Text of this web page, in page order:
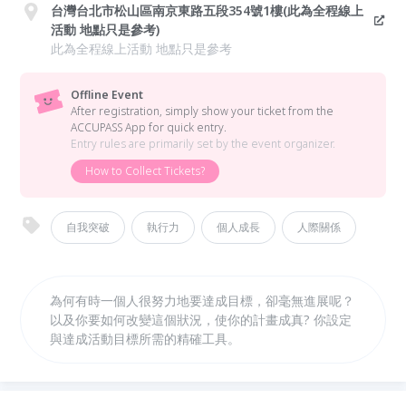
台灣台北市松山區南京東路五段354號1樓(此為全程線上
活動 地點只是參考)
此為全程線上活動 地點只是參考
Offline Event
After registration, simply show your ticket from the
ACCUPASS App for quick entry.
Entry rules are primarily set by the event organizer.
How to Collect Tickets?
自我突破 執行力 個人成長 人際關係
為何有時一個人很努力地要達成目標，卻毫無進展呢？
以及你要如何改變這個狀況，使你的計畫成真? 你設定
與達成活動目標所需的精確工具。